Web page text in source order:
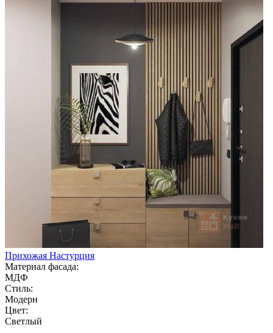
Прихожая Настурция
Материал фасада:
МДФ
Стиль:
Модерн
Цвет:
Светлый